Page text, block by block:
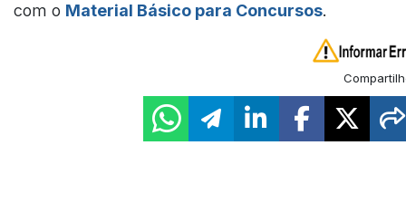
com o Material Básico para Concursos.